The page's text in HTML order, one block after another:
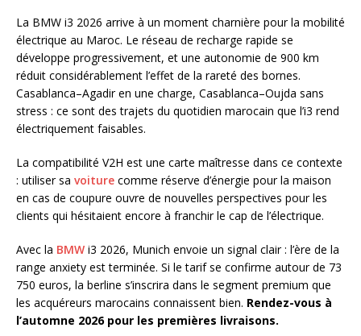
La BMW i3 2026 arrive à un moment charnière pour la mobilité
électrique au Maroc. Le réseau de recharge rapide se
développe progressivement, et une autonomie de 900 km
réduit considérablement l’effet de la rareté des bornes.
Casablanca–Agadir en une charge, Casablanca–Oujda sans
stress : ce sont des trajets du quotidien marocain que l’i3 rend
électriquement faisables.
La compatibilité V2H est une carte maîtresse dans ce contexte
: utiliser sa voiture comme réserve d’énergie pour la maison
en cas de coupure ouvre de nouvelles perspectives pour les
clients qui hésitaient encore à franchir le cap de l’électrique.
Avec la BMW i3 2026, Munich envoie un signal clair : l’ère de la
range anxiety est terminée. Si le tarif se confirme autour de 73
750 euros, la berline s’inscrira dans le segment premium que
les acquéreurs marocains connaissent bien. Rendez-vous à
l’automne 2026 pour les premières livraisons.